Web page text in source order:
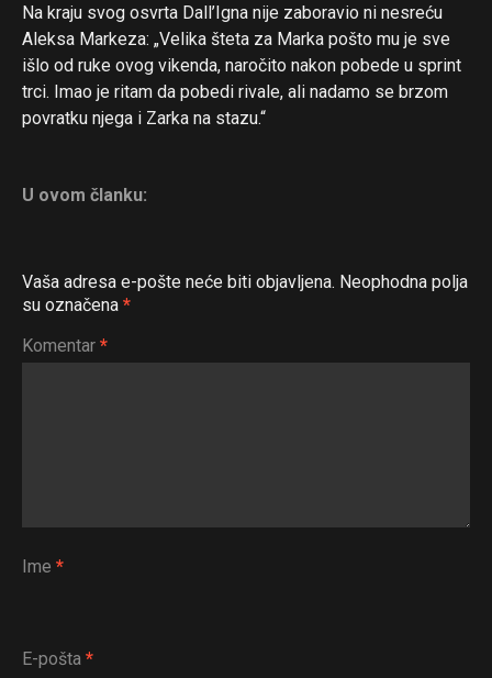
Na kraju svog osvrta Dall’Igna nije zaboravio ni nesreću
Aleksa Markeza: „Velika šteta za Marka pošto mu je sve
išlo od ruke ovog vikenda, naročito nakon pobede u sprint
trci. Imao je ritam da pobedi rivale, ali nadamo se brzom
povratku njega i Zarka na stazu.“
U ovom članku:
Vaša adresa e-pošte neće biti objavljena. Neophodna polja
su označena *
Komentar *
Ime *
E-pošta *
Whatsapp